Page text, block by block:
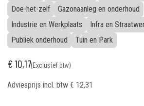
Doe-het-zelf
Gazonaanleg en onderhoud
Industrie en Werkplaats
Infra en
Publiek onderhoud
Tuin en Park
€10,17(Exclusief btw)
Adviesprijs incl. btw € 12,31